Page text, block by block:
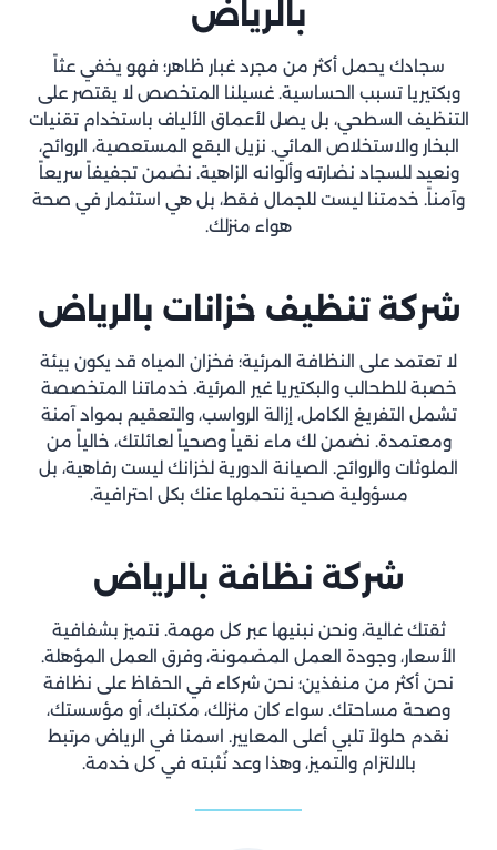
بالرياض
سجادك يحمل أكثر من مجرد غبار ظاهر؛ فهو يخفي عثاً
وبكتيريا تسبب الحساسية. غسيلنا المتخصص لا يقتصر على
التنظيف السطحي، بل يصل لأعماق الألياف باستخدام تقنيات
البخار والاستخلاص المائي. نزيل البقع المستعصية، الروائح،
ونعيد للسجاد نضارته وألوانه الزاهية. نضمن تجفيفاً سريعاً
وآمناً. خدمتنا ليست للجمال فقط، بل هي استثمار في صحة
هواء منزلك.
شركة تنظيف خزانات بالرياض
لا تعتمد على النظافة المرئية؛ فخزان المياه قد يكون بيئة
خصبة للطحالب والبكتيريا غير المرئية. خدماتنا المتخصصة
تشمل التفريغ الكامل، إزالة الرواسب، والتعقيم بمواد آمنة
ومعتمدة. نضمن لك ماء نقياً وصحياً لعائلتك، خالياً من
الملوثات والروائح. الصيانة الدورية لخزانك ليست رفاهية، بل
مسؤولية صحية نتحملها عنك بكل احترافية.
شركة نظافة بالرياض
ثقتك غالية، ونحن نبنيها عبر كل مهمة. نتميز بشفافية
الأسعار، وجودة العمل المضمونة، وفرق العمل المؤهلة.
نحن أكثر من منفذين؛ نحن شركاء في الحفاظ على نظافة
وصحة مساحتك. سواء كان منزلك، مكتبك، أو مؤسستك،
نقدم حلولاً تلبي أعلى المعايير. اسمنا في الرياض مرتبط
بالالتزام والتميز، وهذا وعد نُثبته في كل خدمة.